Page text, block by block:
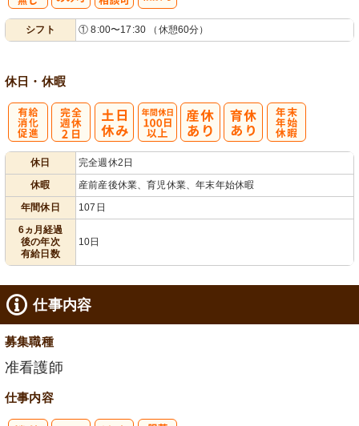
シフト ① 8:00〜17:30 （休憩60分）
休日・休暇
休日
完全週休2日
休暇
産前産後休業、育児休業、年末年始休暇
年間休日
107日
6ヵ月経過
後の年次
有給日数
10日
仕事内容
募集職種
准看護師
仕事内容